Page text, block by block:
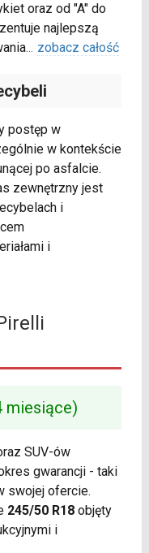
oraz od "A" do
najlepszą
... zobacz całość
postęp w
w kontekście
po asfalcie.
zewnętrzny jest
i
i
miesiące)
SUV-ów
gwarancji - taki
swojej ofercie.
245/50 R18objęty
i